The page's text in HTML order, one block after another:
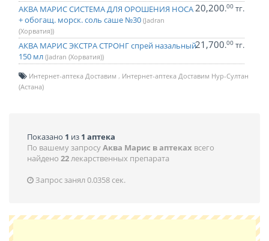
АКВА МАРИС СИСТЕМА ДЛЯ ОРОШЕНИЯ НОСА
+ обогащ. морск. соль саше №30 (Jadran
(Хорватия))
20,200.00 тг.
АКВА МАРИС ЭКСТРА СТРОНГ спрей назальный
150 мл (Jadran (Хорватия))
21,700.00 тг.
Интернет-аптека Доставим
Интернет-аптека Доставим Нур-Султан
(Астана)
Показано 1 из 1 аптека
По вашему запросуАква Марис в аптеках всего
найдено 22лекарственных препарата
Запрос занял 0.0358 сек.